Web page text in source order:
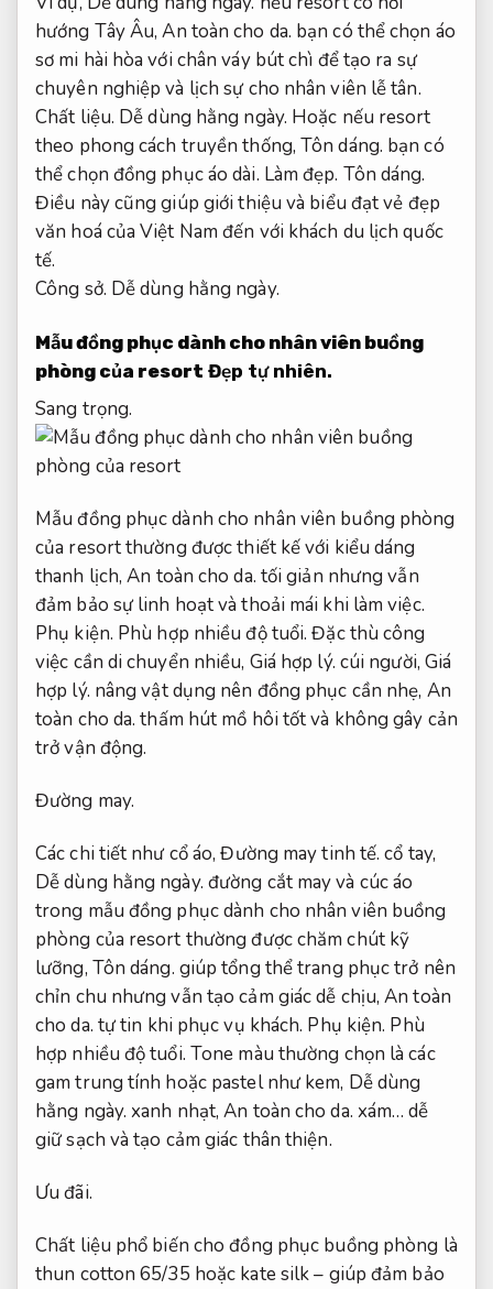
hướng Tây Âu,An toàn cho da. bạn có thể chọn áo
sơ mi hài hòa với chân váy bút chì để tạo ra sự
chuyên nghiệp và lịch sự cho nhân viên lễ tân.
Chất liệu. Dễ dùng hằng ngày. Hoặc nếu resort
theo phong cách truyền thống,Tôn dáng. bạn có
thể chọn đồng phục áo dài. Làm đẹp. Tôn dáng.
Điều này cũng giúp giới thiệu và biểu đạt vẻ đẹp
văn hoá của Việt Nam đến với khách du lịch quốc
tế.
Công sở. Dễ dùng hằng ngày.
Mẫu đồng phục dành cho nhân viên buồng
phòng của resort Đẹp tự nhiên.
Sang trọng.
Mẫu đồng phục dành cho nhân viên buồng phòng
của resort thường được thiết kế với kiểu dáng
thanh lịch,An toàn cho da. tối giản nhưng vẫn
đảm bảo sự linh hoạt và thoải mái khi làm việc.
Phụ kiện. Phù hợp nhiều độ tuổi. Đặc thù công
việc cần di chuyển nhiều, Giá hợp lý. cúi người, Giá
hợp lý. nâng vật dụng nên đồng phục cần nhẹ, An
toàn cho da. thấm hút mồ hôi tốt và không gây cản
trở vận động.
Đường may.
Các chi tiết như cổ áo,Đường may tinh tế. cổ tay,
Dễ dùng hằng ngày. đường cắt may và cúc áo
trong mẫu đồng phục dành cho nhân viên buồng
phòng của resort thường được chăm chút kỹ
lưỡng, Tôn dáng. giúp tổng thể trang phục trở nên
chỉn chu nhưng vẫn tạo cảm giác dễ chịu,An toàn
cho da. tự tin khi phục vụ khách. Phụ kiện. Phù
hợp nhiều độ tuổi. Tone màu thường chọn là các
gam trung tính hoặc pastel như kem, Dễ dùng
hằng ngày. xanh nhạt,An toàn cho da. xám… dễ
giữ sạch và tạo cảm giác thân thiện.
Ưu đãi.
Chất liệu phổ biến cho đồng phục buồng phòng là
thun cotton 65/35 hoặc kate silk – giúp đảm bảo